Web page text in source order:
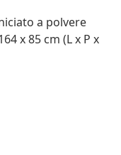
a polvere
x 85 cm (L x P x